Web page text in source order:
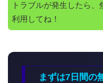
トラブルが発生したら
利用してね！
まずは7日間の